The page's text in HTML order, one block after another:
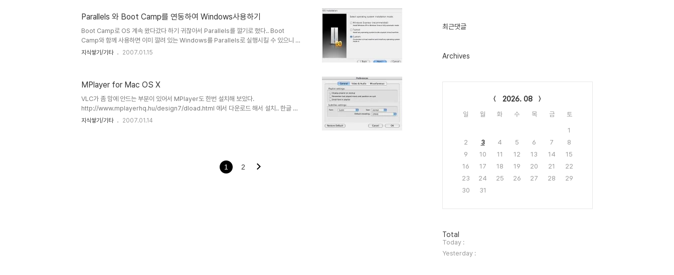
Parallels 와 Boot Camp를 연동하여 Windows사용하기
Boot Camp로 OS 계속 왔다갔다 하기 귀찮아서 Parallels를 깔기로 했다.. Boot
Camp와 함께 사용하면 이미 깔려 있는 Windows를 Parallels로 실행시킬 수 있으니 간
단한건 Parallels에서 이용하고 게임같은건 Boot Camp이용해서 하면 딱 좋을것 같다
Windows로 부팅한다. 그리고 Parallels Tools for Boot Camp.exe 를 ..
지식쌓기/기타 2007.01.15
MPlayer for Mac OS X
VLC가 좀 맘에 안드는 부분이 있어서 MPlayer도 한번 설치해 보았다.
http://www.mplayerhq.hu/design7/dload.html 에서 다운로드 해서 설치.. 한글 자
막을 위해 폰트랑 인코딩 설정만 해주면 끝이다.. 폰트는 Gulim이고 encoding은
때 화면이 어두워 지는게 그대로 적용되는 듯 싶다.. 배터리..
지식쌓기/기타 2007.01.14
1 2
인
최근댓글
Archives
2026. 08
일 월 화 수 목 금 토
1
2
3 4 5 6 7
8
9
10 11 12 13 14
15
16
17 18 19 20 21
22
23
24 25 26 27 28
29
30
31
방
문
자
수
Total
Today :
Yesterday :